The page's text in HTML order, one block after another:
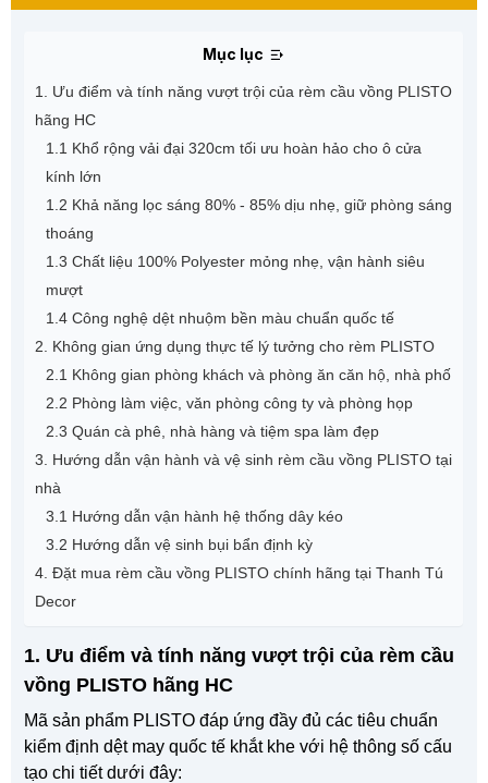
Mục lục
1. Ưu điểm và tính năng vượt trội của rèm cầu vồng PLISTO
hãng HC
1.1 Khổ rộng vải đại 320cm tối ưu hoàn hảo cho ô cửa
kính lớn
1.2 Khả năng lọc sáng 80% - 85% dịu nhẹ, giữ phòng sáng
thoáng
1.3 Chất liệu 100% Polyester mỏng nhẹ, vận hành siêu
mượt
1.4 Công nghệ dệt nhuộm bền màu chuẩn quốc tế
2. Không gian ứng dụng thực tế lý tưởng cho rèm PLISTO
2.1 Không gian phòng khách và phòng ăn căn hộ, nhà phố
2.2 Phòng làm việc, văn phòng công ty và phòng họp
2.3 Quán cà phê, nhà hàng và tiệm spa làm đẹp
3. Hướng dẫn vận hành và vệ sinh rèm cầu vồng PLISTO tại
nhà
3.1 Hướng dẫn vận hành hệ thống dây kéo
3.2 Hướng dẫn vệ sinh bụi bẩn định kỳ
4. Đặt mua rèm cầu vồng PLISTO chính hãng tại Thanh Tú
Decor
1. Ưu điểm và tính năng vượt trội của rèm cầu
vồng PLISTO hãng HC
Mã sản phẩm PLISTO đáp ứng đầy đủ các tiêu chuẩn
kiểm định dệt may quốc tế khắt khe với hệ thông số cấu
tạo chi tiết dưới đây: